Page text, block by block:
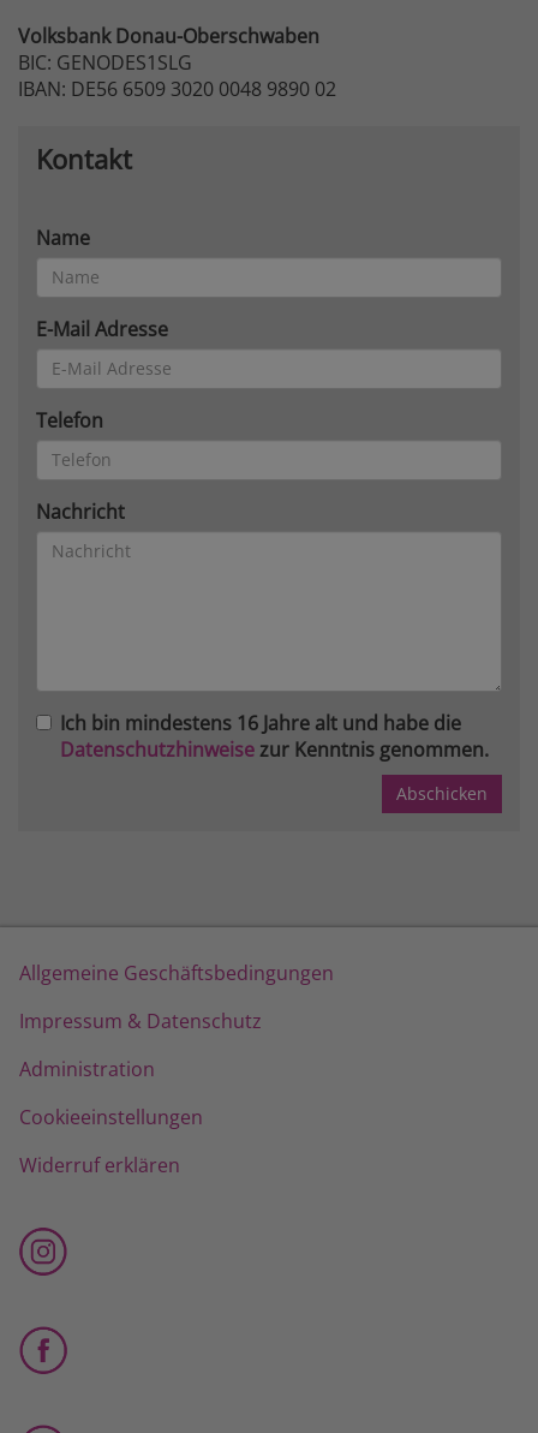
VolksbankDonau-Oberschwaben
BIC: GENODES1SLG
IBAN: DE56 6509 3020 0048 9890 02
Kontakt
Name
E-Mail Adresse
Telefon
Nachricht
Ich bin mindestens 16 Jahre alt und habe die
Datenschutzhinweisezur Kenntnis genommen.
Allgemeine Geschäftsbedingungen
Impressum & Datenschutz
Administration
Cookieeinstellungen
Widerruf erklären